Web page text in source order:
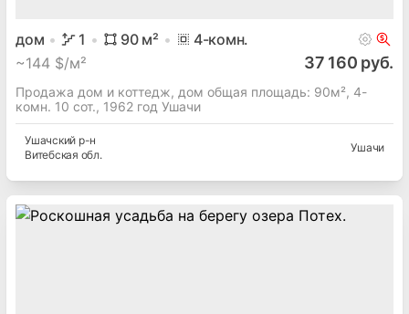
дом 1 90м² 4-комн.
~144 $/м² 37 160 руб.
Продажа дом и коттедж, дом общая площадь: 90м², 4-
комн. 10 сот., 1962 год Ушачи
Ушачский р-н
Витебская обл.
Ушачи